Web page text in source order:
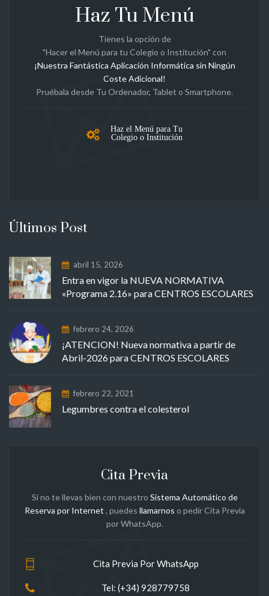
Haz Tu Menú
Tienes la opción de
"Hacer el Menú para tu Colegio o Institución" con
¡Nuestra Fantástica Aplicación Informática sin Ningún
Coste Adicional!
Pruébala desde Tu Ordenador, Tablet o Smartphone.
Haz el Menú para Tu
Colegio o Institución
Últimos Post
abril 15, 2026
Entra en vigor la NUEVA NORMATIVA
«Programa 2.16» para CENTROS ESCOLARES
febrero 24, 2026
¡ATENCION! Nueva normativa a partir de
Abril-2026 para CENTROS ESCOLARES
febrero 22, 2021
Legumbres contra el colesterol
Cita Previa
Si no te llevas bien con nuestro Sistema Automático de
Reserva por Internet , puedes llamarnos o pedir Cita Previa
por WhatsApp.
Cita Previa Por WhatsApp
Tel: (+34) 928779758